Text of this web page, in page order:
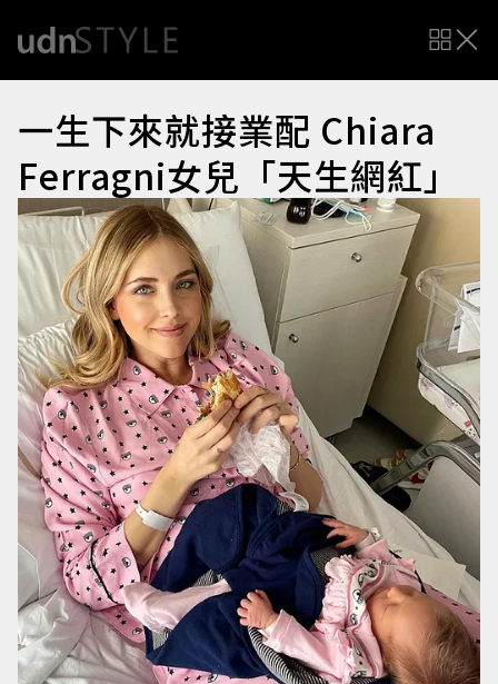
一生下來就接業配 Chiara
Ferragni女兒「天生網紅」